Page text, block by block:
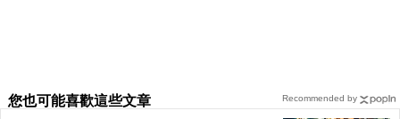
您也可能喜歡這些文章
Recommended by